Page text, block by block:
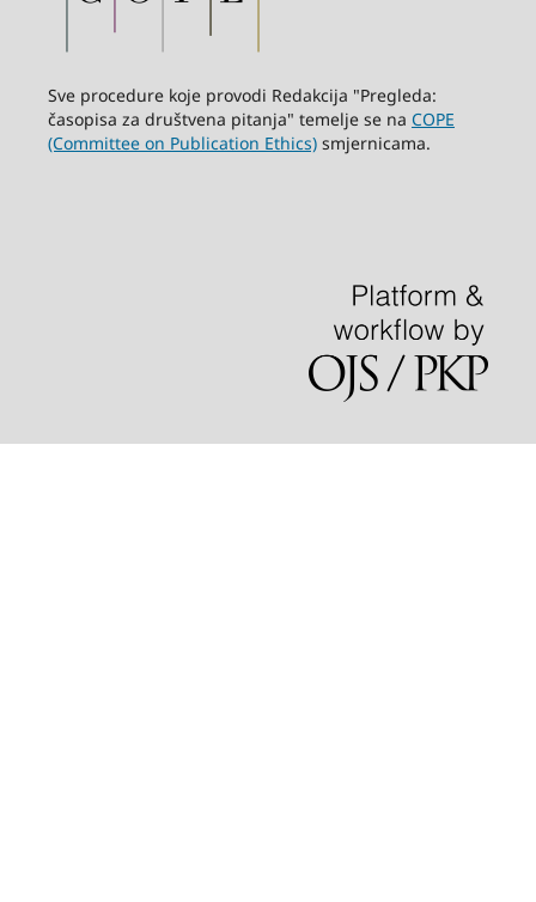
Sve procedure koje provodi Redakcija "Pregleda:
časopisa za društvena pitanja" temelje se na COPE
(Committee on Publication Ethics)smjernicama.